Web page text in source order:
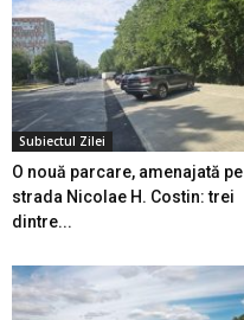
Subiectul Zilei
O nouă parcare, amenajată pe
strada Nicolae H. Costin: trei
dintre...